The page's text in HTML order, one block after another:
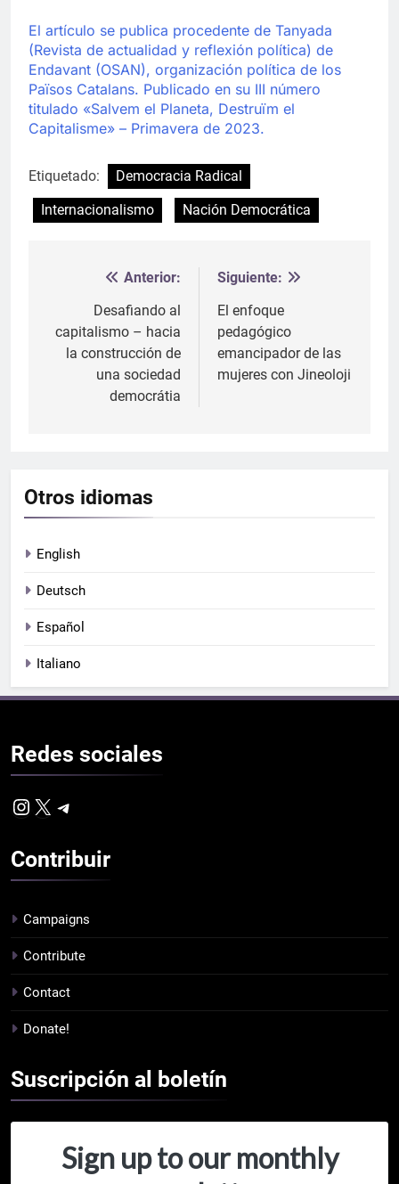
El artículo se publica procedente de Tanyada
(Revista de actualidad y reflexión política) de
Endavant (OSAN), organización política de los
Països Catalans. Publicado en su III número
titulado «Salvem el Planeta, Destruïm el
Capitalisme» – Primavera de 2023.
Etiquetado:
Democracia Radical
Internacionalismo
Nación Democrática
Navegación
entradas
Anterior:
Desafiando al
capitalismo – hacia
la construcción de
una sociedad
democrátia
Siguiente:
El enfoque
pedagógico
emancipador de las
mujeres con Jineoloji
Otros idiomas
English
Deutsch
Español
Italiano
Redes sociales
Instagram
Contribuir
Campaigns
Contribute
Contact
Donate!
Suscripción al boletín
Sign up to our monthly